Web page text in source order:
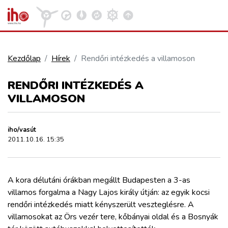
REPÜLÉS
ELLÁTÁSI LÁNC
Kezdőlap Hírek Rendőri intézkedés a villamoson
RENDŐRI INTÉZKEDÉS A
VILLAMOSON
iho/vasút
2011.10.16. 15:35
A kora délutáni órákban megállt Budapesten a 3-as
villamos forgalma a Nagy Lajos király útján: az egyik kocsi
rendőri intézkedés miatt kényszerült veszteglésre. A
villamosokat az Örs vezér tere, kőbányai oldal és a Bosnyák